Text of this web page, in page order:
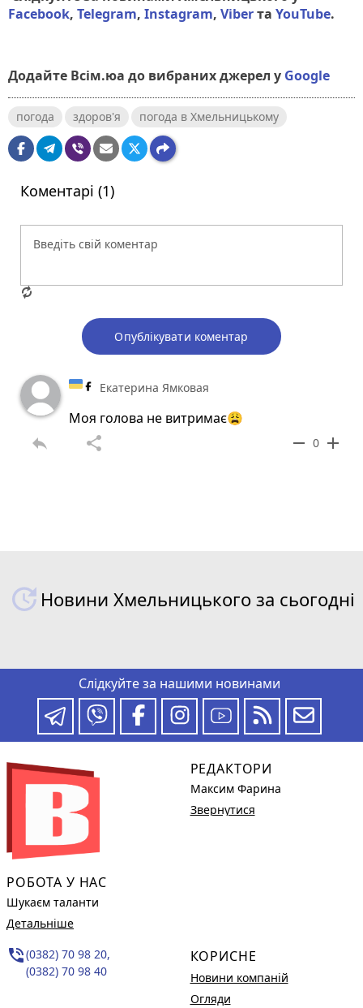
Facebook, Telegram, Instagram, Viberта YouTube.
Додайте Всім.юа до вибраних джерел у Google
погода здоров'я погода в Хмельницькому
Коментарі (1)
Опублікувати коментар
Екатерина Ямковая
Моя голова не витримає😩
reply share remove 0 add
Новини Хмельницького за сьогодні
Слідкуйте за нашими новинами
РОБОТА У НАС
Шукаєм таланти
Детальніше
phone_in_talk(0382) 70 98 20,
(0382) 70 98 40
РЕДАКТОРИ
Максим Фарина
Звернутися
КОРИСНЕ
Новини компаній
Огляди